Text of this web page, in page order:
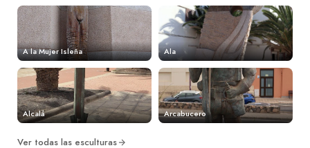
A la Mujer Isleña Ala
Alcalá Arcabucero
Ver todas las esculturas